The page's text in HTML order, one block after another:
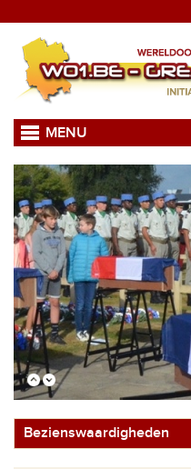
MENU
Bezienswaardigheden